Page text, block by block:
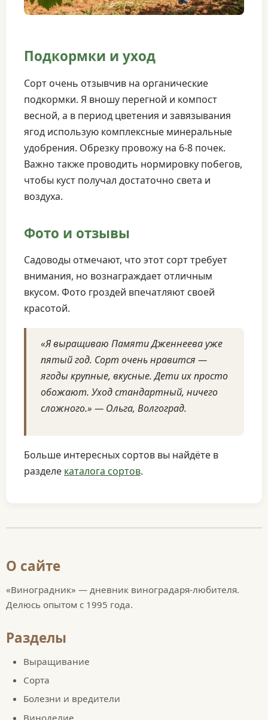
Подкормки и уход
Сорт очень отзывчив на органические
подкормки. Я вношу перегной и компост
весной, а в период цветения и завязывания
ягод использую комплексные минеральные
удобрения. Обрезку провожу на 6-8 почек.
Важно также проводить нормировку побегов,
чтобы куст получал достаточно света и
воздуха.
Фото и отзывы
Садоводы отмечают, что этот сорт требует
внимания, но вознаграждает отличным
вкусом. Фото гроздей впечатляют своей
красотой.
«Я выращиваю Памяти Дженнеева уже
пятый год. Сорт очень нравится —
ягоды крупные, вкусные. Дети их просто
обожают. Уход стандартный, ничего
сложного.» — Ольга, Волгоград.
Больше интересных сортов вы найдёте в
разделе каталога сортов.
О сайте
«Виноградник» — дневник виноградаря-любителя.
Делюсь опытом с 1995 года.
Разделы
Выращивание
Сорта
Болезни и вредители
Виноделие